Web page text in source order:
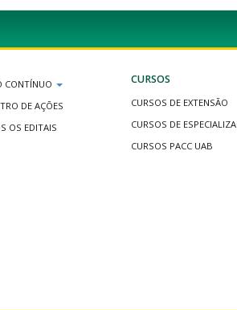
CONTÍNUO
DE AÇÕES
OS EDITAIS
CURSOS
CURSOS DE EXTENSÃO
CURSOS DE
CURSOS PACC UAB